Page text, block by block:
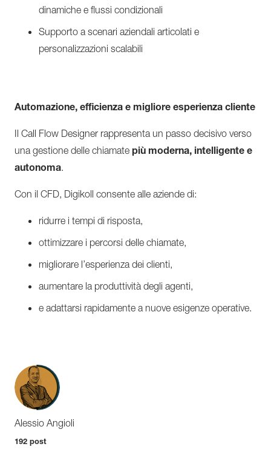
dinamiche e flussi condizionali
Supporto a scenari aziendali articolati e
personalizzazioni scalabili
Automazione, efficienza e migliore esperienza cliente
Il Call Flow Designer rappresenta un passo decisivo verso
una gestione delle chiamate più moderna, intelligente e
autonoma.
Con il CFD, Digikoll consente alle aziende di:
ridurre i tempi di risposta,
ottimizzare i percorsi delle chiamate,
migliorare l’esperienza dei clienti,
aumentare la produttività degli agenti,
e adattarsi rapidamente a nuove esigenze operative.
Alessio Angioli
192 post